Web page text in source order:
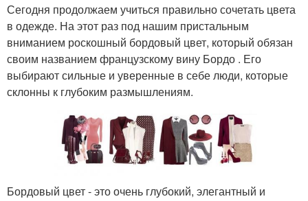
Сегодня продолжаем учиться правильно сочетать цвета
в одежде. На этот раз под нашим пристальным
вниманием роскошный бордовый цвет, который обязан
своим названием французскому вину Бордо . Его
выбирают сильные и уверенные в себе люди, которые
склонны к глубоким размышлениям.
Бордовый цвет - это очень глубокий, элегантный и